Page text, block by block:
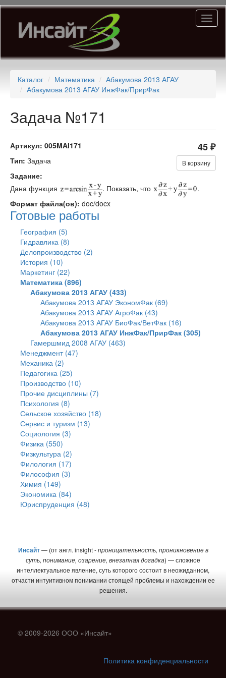
Перейти
основному
содержанию
Каталог Математика
Абакумова 2013 АГАУ
Абакумова 2013 АГАУ ИнжФак/ПрирФак
Задача №171
Артикул: 005MAI171 45 ₽
В корзину
Тип: Задача
Задание:
Дана функция
. Показать, что
.
Формат файла(ов): doc/docx
Готовые работы
География (5)
Гидравлика (8)
Делопроизводство (2)
История (10)
Маркетинг (22)
Математика (896)
Абакумова 2013 АГАУ (433)
Абакумова 2013 АГАУ ЭкономФак (69)
Абакумова 2013 АГАУ АгроФак (43)
Абакумова 2013 АГАУ БиоФак/ВетФак (16)
Абакумова 2013 АГАУ ИнжФак/ПрирФак (305)
Гамершмид 2008 АГАУ (463)
Менеджмент (47)
Механика (2)
Педагогика (25)
Производство (10)
Прочие дисциплины (7)
Психология (8)
Сельское хозяйство (18)
Сервис и туризм (13)
Социология (3)
Физика (550)
Физкультура (2)
Филология (17)
Философия (3)
Химия (149)
Экономика (84)
Юриспруденция (48)
Инсайт — (от англ. insight -проницательность, проникновение в
суть, понимание, озарение, внезапная догадка) — сложное
интеллектуальное явление, суть которого состоит в неожиданном,
отчасти интуитивном понимании стоящей проблемы и нахождении ее
решения.
© 2009-2026 ООО «Инсайт»
Политика конфиденциальности